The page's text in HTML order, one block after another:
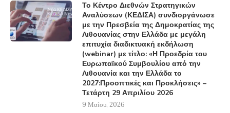
Το Κέντρο Διεθνών Στρατηγικών
Αναλύσεων (ΚΕΔΙΣΑ) συνδιοργάνωσε
με την Πρεσβεία της Δημοκρατίας της
Λιθουανίας στην Ελλάδα με μεγάλη
επιτυχία διαδικτυακή εκδήλωση
(webinar) με τίτλο: «Η Προεδρία του
Ευρωπαϊκού Συμβουλίου από την
Λιθουανία και την Ελλάδα το
2027:Προοπτικές και Προκλήσεις» –
Τετάρτη 29 Απριλίου 2026
9 Μαΐου, 2026